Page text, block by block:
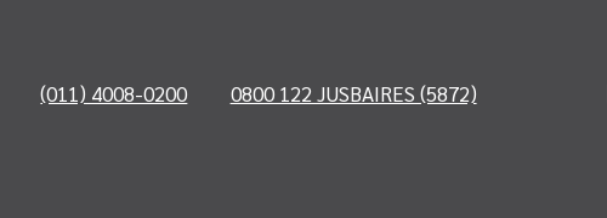
(011) 4008-0200 0800 122 JUSBAIRES (5872)